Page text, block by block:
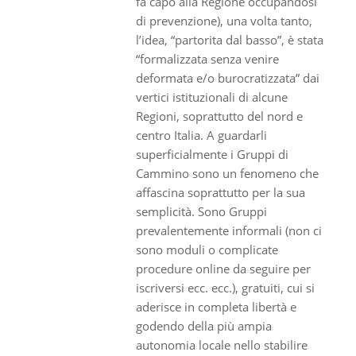
di prevenzione), una volta tanto,
l’idea, “partorita dal basso”, è stata
“formalizzata senza venire
deformata e/o burocratizzata” dai
vertici istituzionali di alcune
Regioni, soprattutto del nord e
centro Italia. A guardarli
superficialmente i Gruppi di
Cammino sono un fenomeno che
affascina soprattutto per la sua
semplicità. Sono Gruppi
prevalentemente informali (non ci
sono moduli o complicate
procedure online da seguire per
iscriversi ecc. ecc.), gratuiti, cui si
aderisce in completa libertà e
godendo della più ampia
autonomia locale nello stabilire